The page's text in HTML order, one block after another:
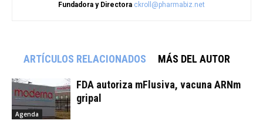
Fundadora y Directora ckroll@pharmabiz.net
ARTÍCULOS RELACIONADOS MÁS DEL AUTOR
Agenda
FDA autoriza mFlusiva, vacuna ARNm
gripal